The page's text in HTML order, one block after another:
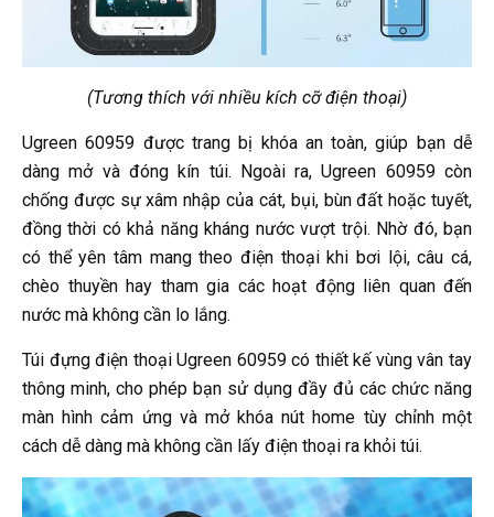
(Tương thích với nhiều kích cỡ điện thoại)
Ugreen 60959 được trang bị khóa an toàn, giúp bạn dễ
dàng mở và đóng kín túi. Ngoài ra, Ugreen 60959 còn
chống được sự xâm nhập của cát, bụi, bùn đất hoặc tuyết,
đồng thời có khả năng kháng nước vượt trội. Nhờ đó, bạn
có thể yên tâm mang theo điện thoại khi bơi lội, câu cá,
chèo thuyền hay tham gia các hoạt động liên quan đến
nước mà không cần lo lắng.
Túi đựng điện thoại Ugreen 60959 có thiết kế vùng vân tay
thông minh, cho phép bạn sử dụng đầy đủ các chức năng
màn hình cảm ứng và mở khóa nút home tùy chỉnh một
cách dễ dàng mà không cần lấy điện thoại ra khỏi túi.